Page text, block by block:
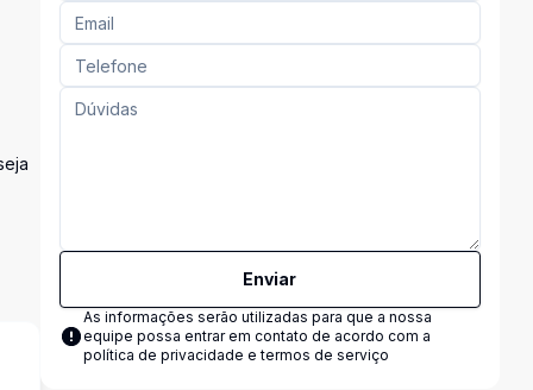
Enviar
As informações serão utilizadas para que a nossa
equipe possa entrar em contato de acordo com a
política de privacidade e termos de serviço